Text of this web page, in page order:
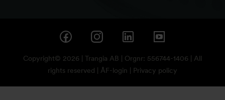
Copyright© 2026 | Trangia AB | Orgnr: 556744-1406 | All
rights reserved | ÅF-login Privacy policy